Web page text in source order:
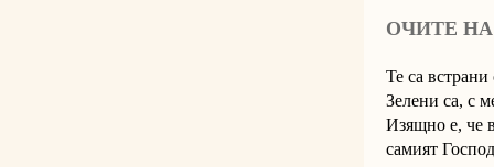
ОЧИТЕ
Те са встрани
Зелени са, с
Изящно е, че
самият